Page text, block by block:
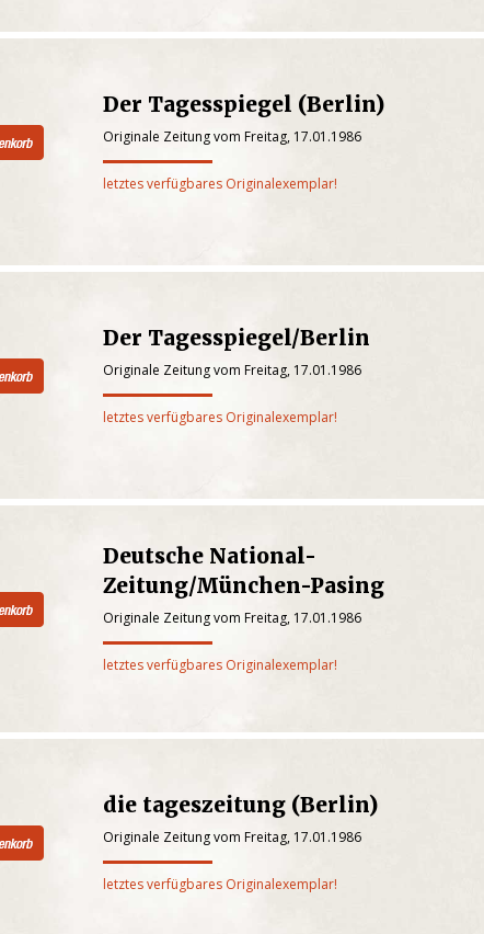
Der Tagesspiegel (Berlin)
Originale Zeitung vom Freitag, 17.01.1986
letztes verfügbares Originalexemplar!
Der Tagesspiegel/Berlin
Originale Zeitung vom Freitag, 17.01.1986
letztes verfügbares Originalexemplar!
Deutsche National-
Zeitung/München-Pasing
Originale Zeitung vom Freitag, 17.01.1986
letztes verfügbares Originalexemplar!
die tageszeitung (Berlin)
Originale Zeitung vom Freitag, 17.01.1986
letztes verfügbares Originalexemplar!